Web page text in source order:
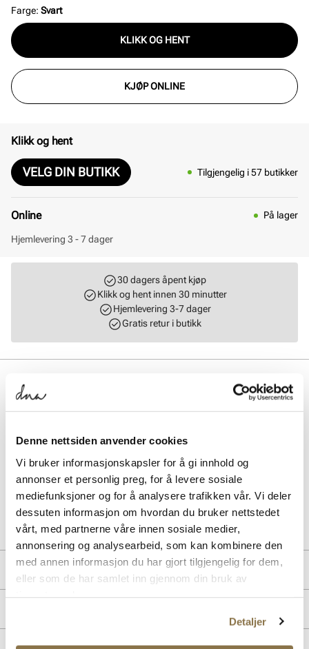
Denne nettsiden anvender cookies
Vi bruker informasjonskapsler for å gi innhold og
annonser et personlig preg, for å levere sosiale
mediefunksjoner og for å analysere trafikken vår. Vi deler
dessuten informasjon om hvordan du bruker nettstedet
vårt, med partnerne våre innen sosiale medier,
annonsering og analysearbeid, som kan kombinere den
med annen informasjon du har gjort tilgjengelig for dem,
eller som de har samlet inn gjennom din bruk av
Detaljer
i skinn. Lukkes enkelt med en magnetlukking under
lokket. Gulldetaljer. L = 18 cm H = 13 cm B = 4 cm.
Farge: Svart
KLIKK OG HENT
KJØP ONLINE
Klikk og hent
VELG DIN BUTIKK Tilgjengelig i 57 butikker
Online På lager
Hjemlevering 3 - 7 dager
30 dagers åpent kjøp
Klikk og hent innen 30 minutter
Hjemlevering 3-7 dager
Gratis retur i butikk
baksiden. Vesken har også en justerbar og avtagbar skulderrem i
skinn. Lukkes enkelt med en magnetlukking under lokket.
Gulldetaljer. L = 18 cm H = 13 cm B = 4 cm.
Art. nr.96163413
Lev. art. nr8340
PRODUKTDETALJER
Overdel:Skinn